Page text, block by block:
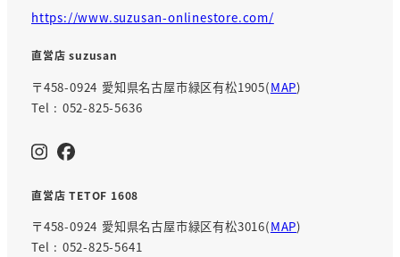
https://www.suzusan-onlinestore.com/
直営店 suzusan
〒458-0924 愛知県名古屋市緑区有松1905(MAP)
Tel : 052-825-5636
直営店 TETOF 1608
〒458-0924 愛知県名古屋市緑区有松3016(MAP)
Tel : 052-825-5641